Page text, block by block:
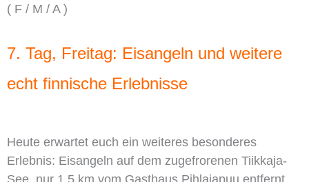
( F / M / A )
7. Tag, Freitag: Eisangeln und weitere
echt finnische Erlebnisse
Heute erwartet euch ein weiteres besonderes
Erlebnis: Eisangeln auf dem zugefrorenen Tiikkaja-
See, nur 1,5 km vom Gasthaus Pihlajapuu entfernt.